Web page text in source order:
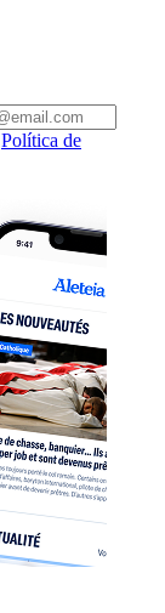
Política de